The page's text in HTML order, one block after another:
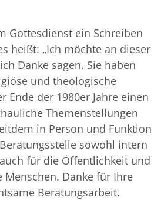
Gottesdienst ein Schreiben
heißt: „Ich möchte an dieser
Danke sagen. Sie haben
und theologische
Ende der 1980er Jahre einen
Themenstellungen
in Person und Funktion
sowohl intern
für die Öffentlichkeit und
Danke für Ihre
Beratungsarbeit.